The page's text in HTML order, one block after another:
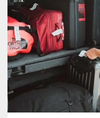
5 ÉTAPES
4 ÉTAPES
3 ÉTAPES
TRAIL RUNNING